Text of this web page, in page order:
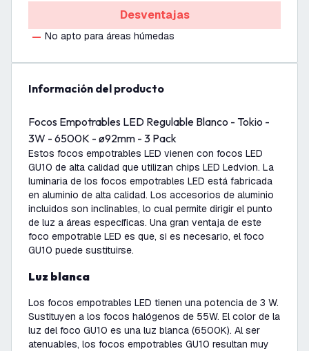
Desventajas
No apto para áreas húmedas
información del producto
Focos Empotrables LED Regulable Blanco - Tokio -
3W - 6500K - ø92mm - 3 Pack
Estos focos empotrables LED vienen con focos LED
GU10 de alta calidad que utilizan chips LED Ledvion. La
luminaria de los focos empotrables LED está fabricada
en aluminio de alta calidad. Los accesorios de aluminio
incluidos son inclinables, lo cual permite dirigir el punto
de luz a áreas específicas. Una gran ventaja de este
foco empotrable LED es que, si es necesario, el foco
GU10 puede sustituirse.
Luz blanca
Los focos empotrables LED tienen una potencia de 3 W.
Sustituyen a los focos halógenos de 55W. El color de la
luz del foco GU10 es una luz blanca (6500K). Al ser
atenuables, los focos empotrables GU10 resultan muy